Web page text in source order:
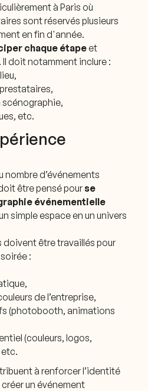
à Paris où
sont réservés plusieurs
en fin d'année.
chaque étapeet
. Il doit notamment inclure :
etc.
nombre d’événements
être pensé pourse
événementielle
simple espace en un univers
doivent être travaillés pour
:
de l’entreprise,
(photobooth, animations
(couleurs, logos,
à renforcer l’identité
un événement